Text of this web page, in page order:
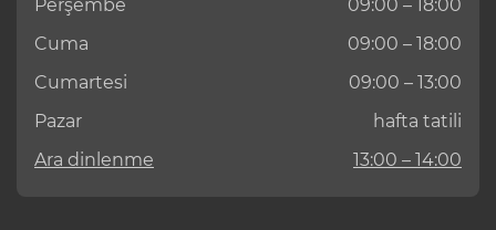
Perşembe
09:00 – 18:00
Cuma
09:00 – 18:00
Cumartesi
09:00 – 13:00
Pazar
hafta tatili
Ara dinlenme
13:00 – 14:00